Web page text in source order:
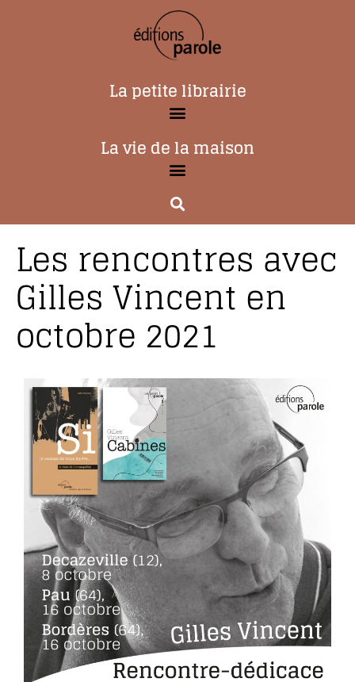
La petite librairie
La vie de la maison
Les rencontres avec
Gilles Vincent en
octobre 2021